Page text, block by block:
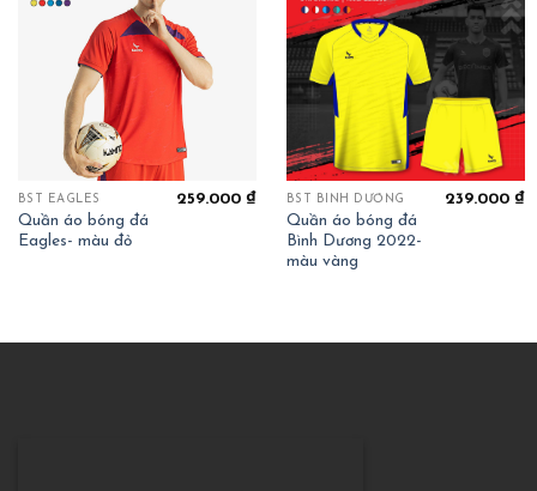
BST EAGLES
Quần áo bóng đá
Eagles- màu đỏ
259.000₫ BST BÌNH DƯƠNG
Quần áo bóng đá
Bình Dương 2022-
màu vàng
239.000₫